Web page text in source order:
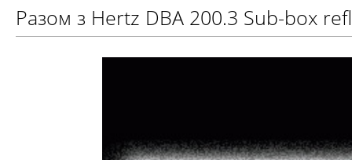
Разом з Hertz DBA 200.3 Sub-box